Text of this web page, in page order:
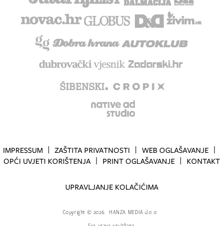
IMPRESSUM ZAŠTITA PRIVATNOSTI
WEB OGLAŠAVANJE
OPĆI UVJETI KORIŠTENJA
PRINT OGLAŠAVANJE KONTAKT
UPRAVLJANJE KOLAČIĆIMA
Copyright © 2026.
HANZA MEDIA d.o.o